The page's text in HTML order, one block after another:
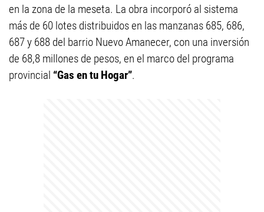
en la zona de la meseta. La obra incorporó al sistema
más de 60 lotes distribuidos en las manzanas 685, 686,
687 y 688 del barrio Nuevo Amanecer, con una inversión
de 68,8 millones de pesos, en el marco del programa
provincial “Gas en tu Hogar”.